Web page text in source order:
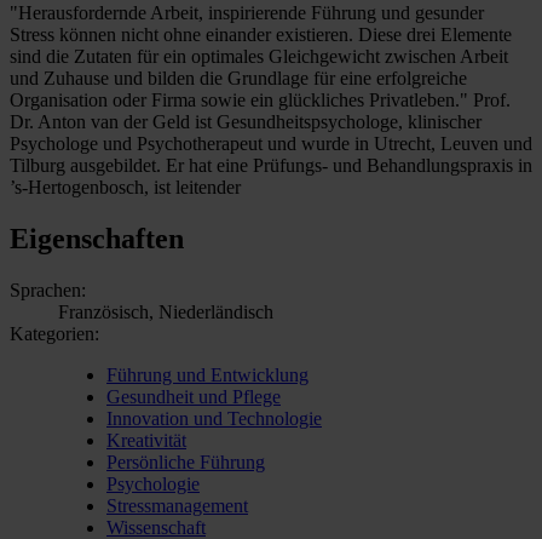
"Herausfordernde Arbeit, inspirierende Führung und gesunder
Stress können nicht ohne einander existieren. Diese drei Elemente
sind die Zutaten für ein optimales Gleichgewicht zwischen Arbeit
und Zuhause und bilden die Grundlage für eine erfolgreiche
Organisation oder Firma sowie ein glückliches Privatleben." Prof.
Dr. Anton van der Geld ist Gesundheitspsychologe, klinischer
Psychologe und Psychotherapeut und wurde in Utrecht, Leuven und
Tilburg ausgebildet. Er hat eine Prüfungs- und Behandlungspraxis in
’s-Hertogenbosch, ist leitender
Eigenschaften
Sprachen:
Französisch, Niederländisch
Kategorien:
Führung und Entwicklung
Gesundheit und Pflege
Innovation und Technologie
Kreativität
Persönliche Führung
Psychologie
Stressmanagement
Wissenschaft